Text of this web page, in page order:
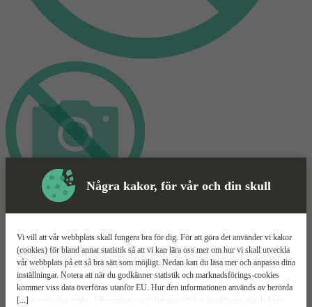
Några kakor, för vår och din skull
[...]
Vi vill att vår webbplats skall fungera bra för dig. För att göra det använder vi kakor
(cookies) för bland annat statistik så att vi kan lära oss mer om hur vi skall utveckla
vår webbplats på ett så bra sätt som möjligt. Nedan kan du läsa mer och anpassa dina
inställningar. Notera att när du godkänner statistik och marknadsförings-cookies
kommer viss data överföras utanför EU. Hur den informationen används av berörda
bolag vet vi inte exakt. Till exempel uppfyller inte USA:s lagstiftning alla de krav
Betongslip Mer information
Hitachi G23MRU